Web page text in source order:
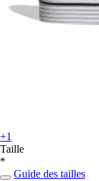
+1
Taille
*
Guide des tailles